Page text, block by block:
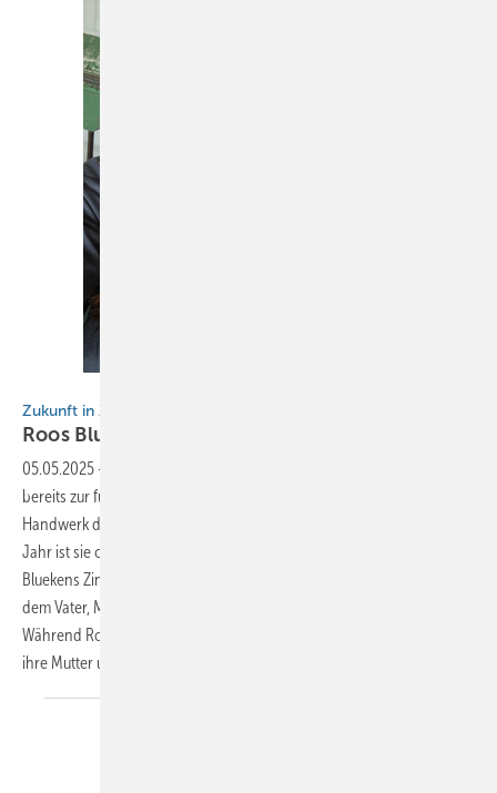
Zukunft in Zink
Roos Bluekens
05.05.2025 -
bereits zur fünften Generation, die sich dem traditionsreichen
Handwerk der Zinkverarbeitung widmet. Seit etwas mehr als einem
Jahr ist sie offiziell in ihrem niederländischen Familienbetrieb
Bluekens Zink tätig – einem kleinen und tatkräftigen Unternehmen, in
dem Vater, Mutter und Tochter gemeinsam an einem Strang ziehen:
Während Roos und ihr Vater auf dem Dach arbeiten, kümmert sich
ihre Mutter um die